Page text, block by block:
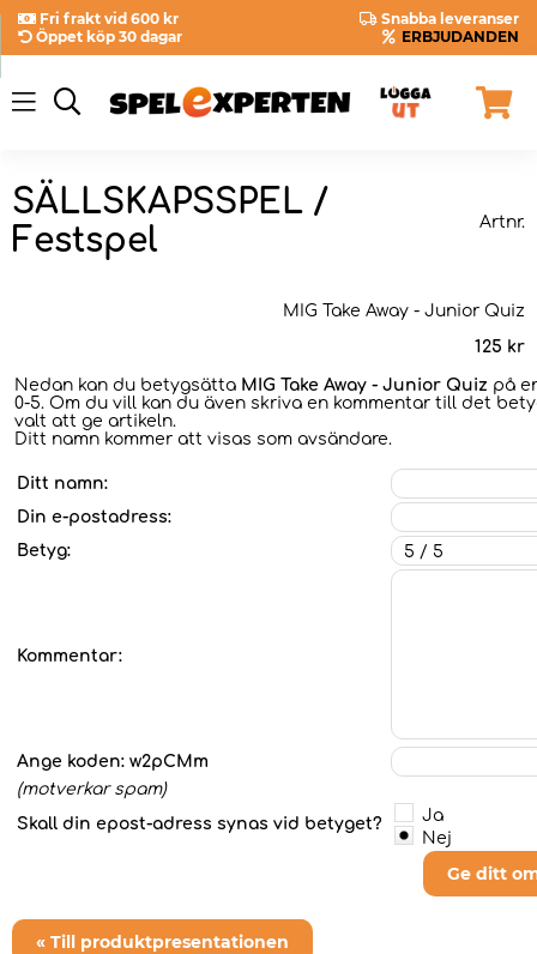
Fri frakt vid 600 kr
Snabba leveranser
Öppet köp 30 dagar
ERBJUDANDEN
SÄLLSKAPSSPEL /
Festspel
Artnr.
MIG Take Away - Junior Quiz
125 kr
Nedan kan du betygsätta MIG Take Away - Junior Quiz på
0-5. Om du vill kan du även skriva en kommentar till det
valt att ge artikeln.
Ditt namn kommer att visas som avsändare.
Ditt namn:
Din e-postadress:
Betyg:
Kommentar:
Ange koden: w2pCMm
(motverkar spam)
Skall din epost-adress synas vid betyget?
Ja
Nej
Ge ditt
« Till produktpresentationen